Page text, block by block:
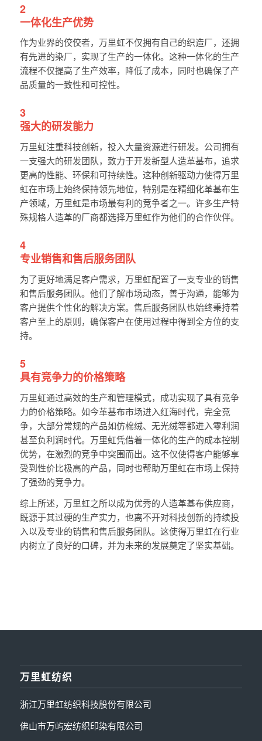
2
一体化生产优势
作为业界的佼佼者，万里虹不仅拥有自己的织造厂，还拥
有先进的染厂，实现了生产的一体化。这种一体化的生产
流程不仅提高了生产效率，降低了成本，同时也确保了产
品质量的一致性和可控性。
3
强大的研发能力
万里虹注重科技创新，投入大量资源进行研发。公司拥有
一支强大的研发团队，致力于开发新型人造革基布，追求
更高的性能、环保和可持续性。这种创新驱动力使得万里
虹在市场上始终保持领先地位，特别是在精细化革基布生
产领域，万里虹是市场最有利的竞争者之一。许多生产特
殊规格人造革的厂商都选择万里虹作为他们的合作伙伴。
4
专业销售和售后服务团队
为了更好地满足客户需求，万里虹配置了一支专业的销售
和售后服务团队。他们了解市场动态，善于沟通，能够为
客户提供个性化的解决方案。售后服务团队也始终秉持着
客户至上的原则，确保客户在使用过程中得到全方位的支
持。
5
具有竞争力的价格策略
万里虹通过高效的生产和管理模式，成功实现了具有竞争
力的价格策略。如今革基布市场进入红海时代，完全竞
争，大部分常规的产品如仿棉绒、无光绒等都进入零利润
甚至负利润时代。万里虹凭借着一体化的生产的成本控制
优势，在激烈的竞争中突围而出。这不仅使得客户能够享
受到性价比极高的产品，同时也帮助万里虹在市场上保持
了强劲的竞争力。
综上所述，万里虹之所以成为优秀的人造革基布供应商，
既源于其过硬的生产实力，也离不开对科技创新的持续投
入以及专业的销售和售后服务团队。这使得万里虹在行业
内树立了良好的口碑，并为未来的发展奠定了坚实基础。
万里虹纺织
浙江万里虹纺织科技股份有限公司
佛山市万屿宏纺织印染有限公司